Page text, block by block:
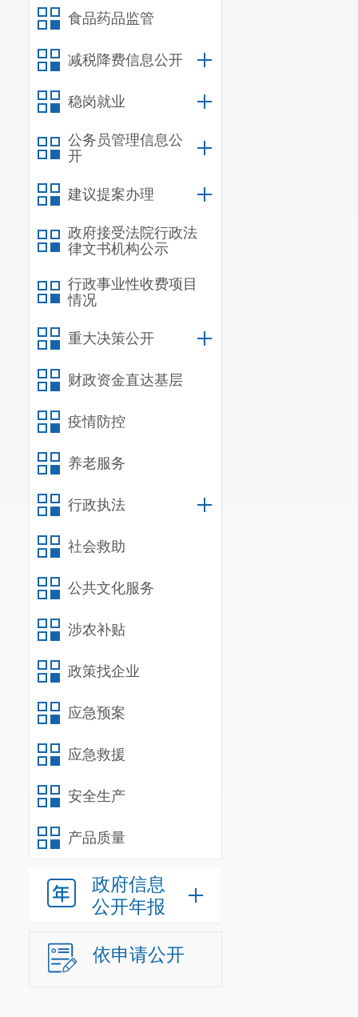
食品药品监管
减税降费信息公开
稳岗就业
公务员管理信息公
开
建议提案办理
政府接受法院行政法
律文书机构公示
行政事业性收费项目
情况
重大决策公开
财政资金直达基层
疫情防控
养老服务
行政执法
社会救助
公共文化服务
涉农补贴
政策找企业
应急预案
应急救援
安全生产
产品质量
政府信息
公开年报
依申请公开